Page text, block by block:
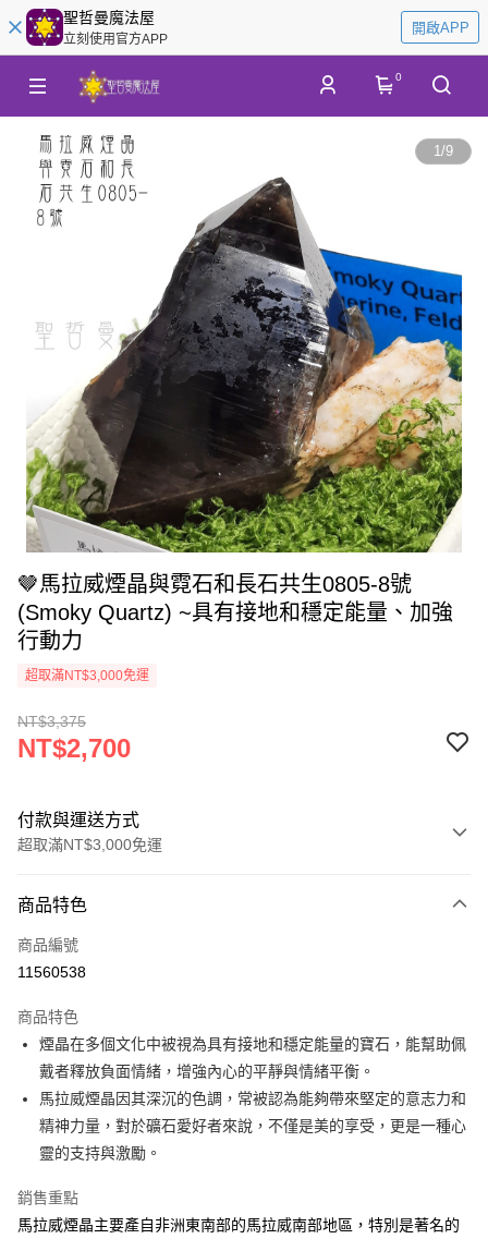
聖哲曼魔法屋
立刻使用官方APP
開啟APP
0
1/9
🤎馬拉威煙晶與霓石和長石共生0805-8號
(Smoky Quartz) ~具有接地和穩定能量、加強
行動力
超取滿NT$3,000免運
NT$3,375
NT$2,700
付款與運送方式
超取滿NT$3,000免運
信用卡一次付款
超商取貨付款
Apple Pay
街口支付
悠遊付
ATM付款
商品特色
商品編號
11560538
商品特色
煙晶在多個文化中被視為具有接地和穩定能量的寶石，能幫助佩
戴者釋放負面情緒，增強內心的平靜與情緒平衡。
馬拉威煙晶因其深沉的色調，常被認為能夠帶來堅定的意志力和
精神力量，對於礦石愛好者來說，不僅是美的享受，更是一種心
靈的支持與激勵。
銷售重點
馬拉威煙晶主要產自非洲東南部的馬拉威南部地區，特別是著名的